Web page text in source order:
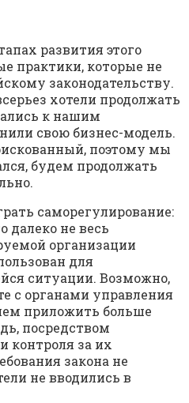
развития этого
практики, которые не
законодательству.
хотели продолжать
к нашим
свою бизнес-модель.
поэтому мы
будем продолжать
саморегулирование:
далеко не весь
организации
для
ситуации. Возможно,
с органами управления
приложить больше
посредством
контроля за их
закона не
не вводились в